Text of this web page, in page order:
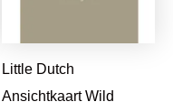
Little Dutch
Ansichtkaart Wild